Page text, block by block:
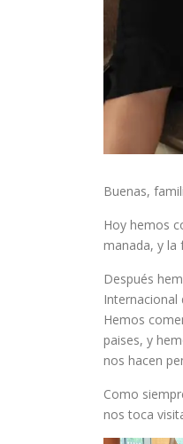
Buenas,
Hoy hemos
manada, y la
Después
Internacional
Hemos
paises, y
nos hacen
Como
nos toca